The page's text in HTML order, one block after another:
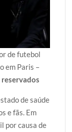
de futebol
em Paris –
de saúde
e fãs. Em
por causa de